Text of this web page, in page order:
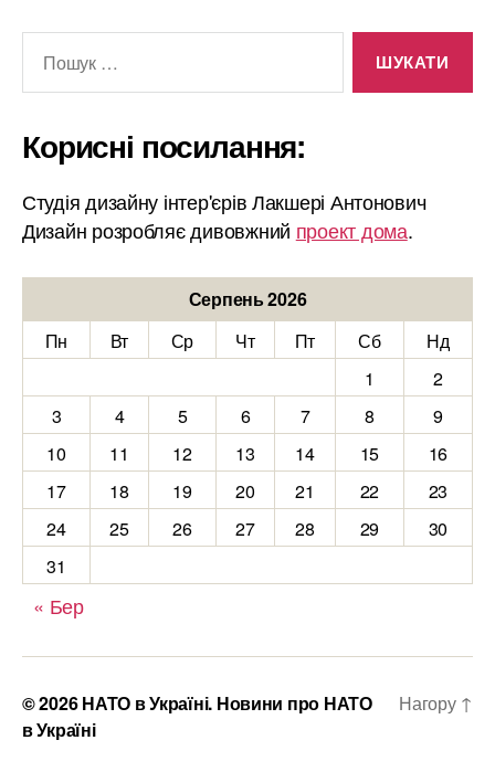
Корисні посилання:
Студія дизайну інтер'єрів Лакшері Антонович
Дизайн розробляє дивовжний проект дома.
Серпень 2026
Пн
Вт Ср Чт Пт Сб
Нд
1
2
3
4 5 6 7 8
9
10
11 12 13 14 15
16
17
18 19 20 21 22
23
24
25 26 27 28 29
30
31
« Бер
© 2026НАТО в Україні. Новини про НАТО
в Україні
Нагору ↑